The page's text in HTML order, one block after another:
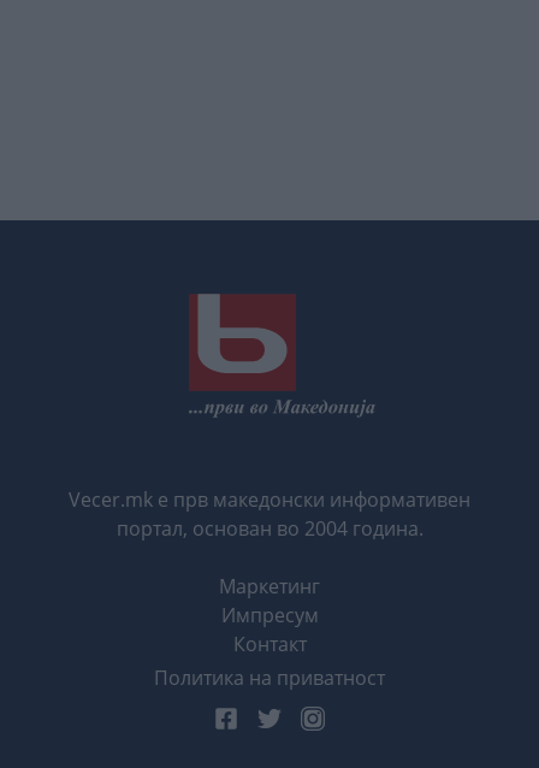
Vecer.mk е прв македонски информативен
портал, основан во 2004 година.
Маркетинг
Импресум
Контакт
Политика на приватност